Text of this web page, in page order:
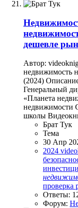
дешевле
Автор:
недвижимость
(2024)
Генеральный
«Планета
недвижимости
школы
Брат Тук
Тема
30 Апр
2024
проверка
Ответы:
Форум: